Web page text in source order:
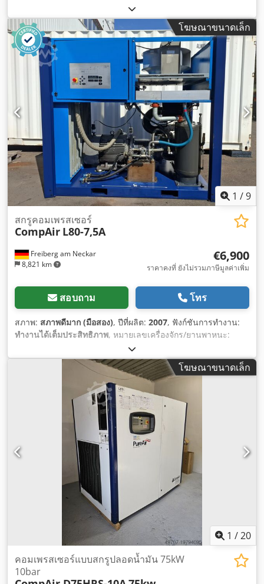
โฆษณาขนาดเล็ก
1 /9
Freiberg am Neckar
8,821 km
สกรูคอมเพรสเซอร์
CompAir L80-7,5A
€6,900
ราคาคงที่ ยังไม่รวมภาษีมูลค่าเพิ่ม
สอบถาม โทร
สภาพ: สภาพดีมาก (มือสอง), ปีที่ผลิต: 2007, ฟังก์ชันการทำงาน:
ทำงานได้เต็มประสิทธิภาพ, หมายเลขเครื่องจักร/ยานพาหนะ:
2,010 กก., ระดับเสียงรบกวน:
(dB), อุปกรณ์:มีแผ่นป้ายประเภท,
โฆษณาขนาดเล็ก
1 /20
คอมเพรสเซอร์แบบสกรูปลอดน้ำมัน 75kW
10bar